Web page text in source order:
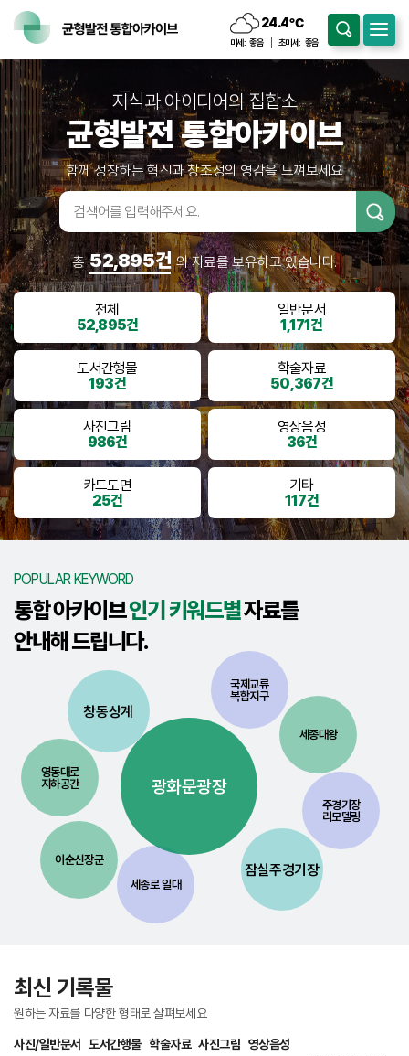
24.4℃
흐림
미세: 좋음 초미세: 좋음
지식과 아이디어의 집합소
균형발전 통합아카이브
함께 성장하는 혁신과 창조성의 영감을 느껴보세요
검색어입
력
총52,895건 의 자료를 보유하고 있습니다.
전체
52,895건
일반문서
1,171건
도서간행물
193건
학술자료
50,367건
사진그림
986건
영상음성
36건
카드도면
25건
기타
117건
POPULAR KEYWORD
통합 아카이브인기 키워드별자료를
안내해 드립니다.
영동대로
지하공간
세종로 일대
주경기장
리모델링
이순신장군
창동상계
광화문광장
국제교류
복합지구
세종대왕
잠실주경기장
최신 기록물
원하는 자료를 다양한 형태로 살펴보세요
사진/일반문서 도서간행물 학술자료 사진그림 영상음성